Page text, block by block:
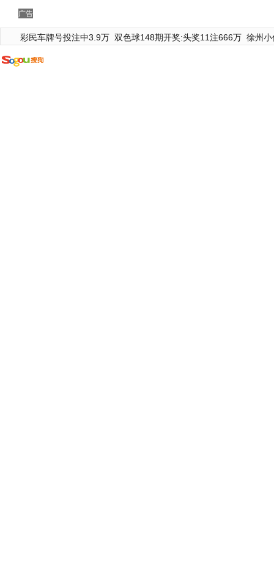
广告
彩民车牌号投注中3.9万 双色球148期开奖:头奖11注666万 徐州